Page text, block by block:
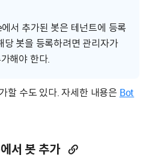
서 추가된 봇은 테넌트에 등록
당 봇을 등록하려면 관리자가
해야 한다.
할 수도 있다. 자세한 내용은 Bot
서 봇 추가